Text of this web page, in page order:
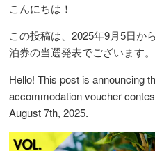
こんにちは！
この投稿は、2025年9月5日か
泊券の当選発表でございます。
Hello! This post is announcing
accommodation voucher
August 7th, 2025.